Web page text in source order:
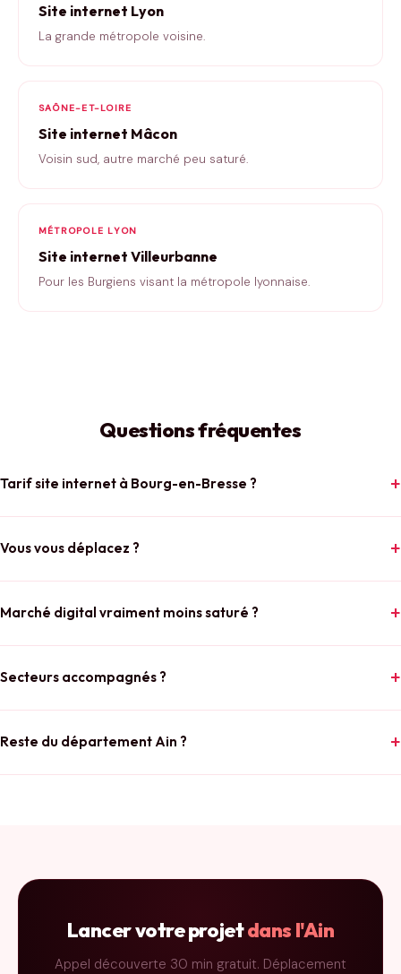
Site internet Lyon
La grande métropole voisine.
SAÔNE-ET-LOIRE
Site internet Mâcon
Voisin sud, autre marché peu saturé.
MÉTROPOLE LYON
Site internet Villeurbanne
Pour les Burgiens visant la métropole lyonnaise.
Questions fréquentes
Tarif site internet à Bourg-en-Bresse ?
Vous vous déplacez ?
Marché digital vraiment moins saturé ?
Secteurs accompagnés ?
Reste du département Ain ?
Lancer votre projetdans l'Ain
Appel découverte 30 min gratuit. Déplacement